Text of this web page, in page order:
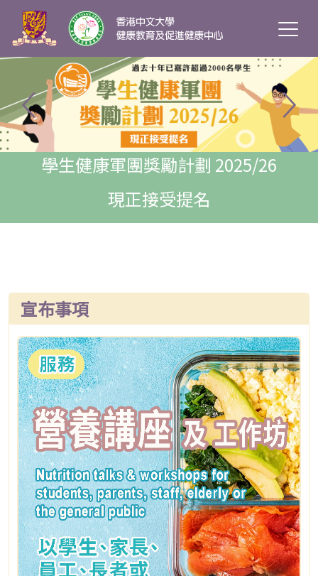
學生健康軍團獎勵計劃 2025/26
現正接受提名
宣布事項